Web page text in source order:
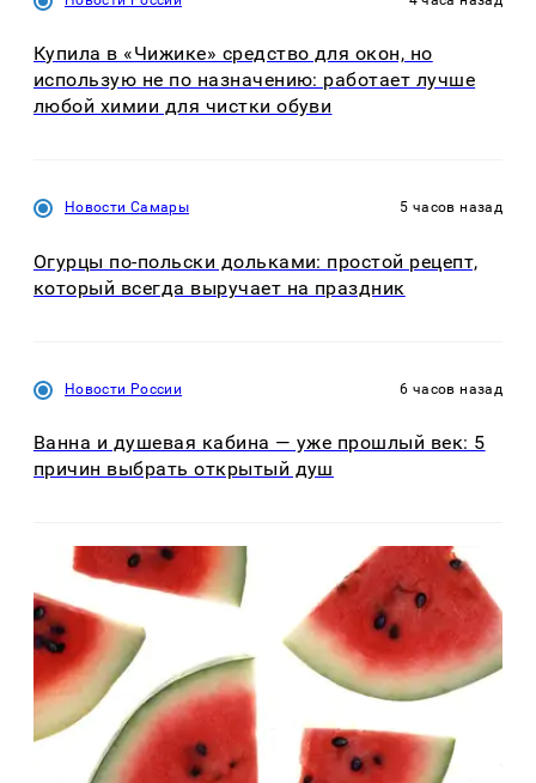
Купила в «Чижике» средство для окон, но
использую не по назначению: работает лучше
любой химии для чистки обуви
Новости Самары 5 часов назад
Огурцы по‑польски дольками: простой рецепт,
который всегда выручает на праздник
Новости России 6 часов назад
Ванна и душевая кабина — уже прошлый век: 5
причин выбрать открытый душ